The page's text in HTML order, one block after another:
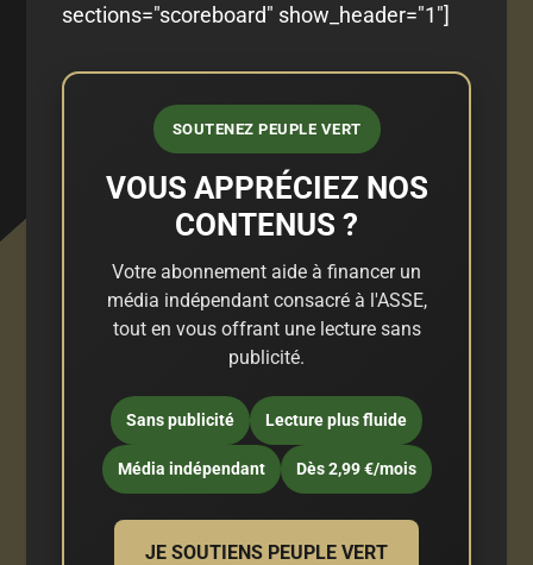
sections="scoreboard" show_header="1"]
SOUTENEZ PEUPLE VERT
VOUS APPRÉCIEZ NOS
CONTENUS ?
Votre abonnement aide à financer un
média indépendant consacré à l'ASSE,
tout en vous offrant une lecture sans
publicité.
Sans publicité Lecture plus fluide
Média indépendant Dès 2,99 €/mois
JE SOUTIENS PEUPLE VERT